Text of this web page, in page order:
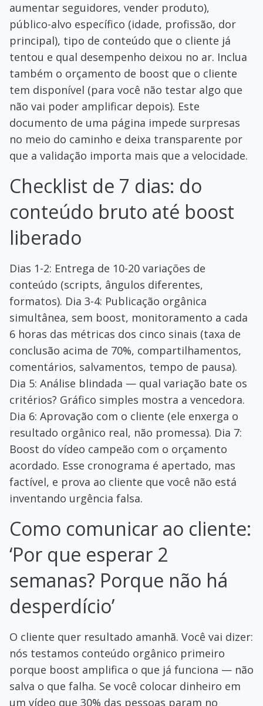
aumentar seguidores, vender produto),
público-alvo específico (idade, profissão, dor
principal), tipo de conteúdo que o cliente já
tentou e qual desempenho deixou no ar. Inclua
também o orçamento de boost que o cliente
tem disponível (para você não testar algo que
não vai poder amplificar depois). Este
documento de uma página impede surpresas
no meio do caminho e deixa transparente por
que a validação importa mais que a velocidade.
Checklist de 7 dias: do
conteúdo bruto até boost
liberado
Dias 1-2: Entrega de 10-20 variações de
conteúdo (scripts, ângulos diferentes,
formatos). Dia 3-4: Publicação orgânica
simultânea, sem boost, monitoramento a cada
6 horas das métricas dos cinco sinais (taxa de
conclusão acima de 70%, compartilhamentos,
comentários, salvamentos, tempo de pausa).
Dia 5: Análise blindada — qual variação bate os
critérios? Gráfico simples mostra a vencedora.
Dia 6: Aprovação com o cliente (ele enxerga o
resultado orgânico real, não promessa). Dia 7:
Boost do vídeo campeão com o orçamento
acordado. Esse cronograma é apertado, mas
factível, e prova ao cliente que você não está
inventando urgência falsa.
Como comunicar ao cliente:
‘Por que esperar 2
semanas? Porque não há
desperdício’
O cliente quer resultado amanhã. Você vai dizer:
nós testamos conteúdo orgânico primeiro
porque boost amplifica o que já funciona — não
salva o que falha. Se você colocar dinheiro em
um vídeo que 30% das pessoas param no